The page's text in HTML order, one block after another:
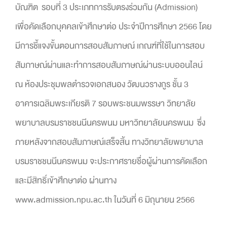
บัณฑิต รอบที่ 3 ประเภทการรับตรงร่วมกัน (Admission)
เพื่อคัดเลือกบุคคลเข้าศึกษาต่อ ประจำปีการศึกษา 2566 โดย
มีการชี้แจงขั้นตอนการสอบสัมภาษณ์ เกณฑ์ที่ใช้ในการสอบ
สัมภาษณ์ผ่านและทำการสอบสัมภาษณ์ผ่านระบบออนไลน์
ณ ห้องประชุมพลตำรวจเอกสนอง วัฒนวรางกูร ชั้น 3
อาคารเฉลิมพระเกียรติ 7 รอบพระชนมพรรษา วิทยาลัย
พยาบาลบรมราชชนนีนครพนม มหาวิทยาลัยนครพนม ซึ่ง
ภายหลังจากสอบสัมภาษณ์เสร็จสิ้น ทางวิทยาลัยพยาบาล
บรมราชชนนีนครพนม จะประกาศรายชื่อผู้ผ่านการคัดเลือก
และมีสิทธิ์เข้าศึกษาต่อ ผ่านทาง
www.admission.npu.ac.th ในวันที่ 6 มิถุนายน 2566